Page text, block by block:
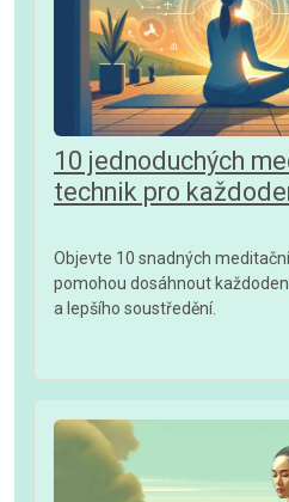
10 jednoduchých
technik pro
Objevte 10 snadných
pomohou dosáhnout
a lepšího soustředění.